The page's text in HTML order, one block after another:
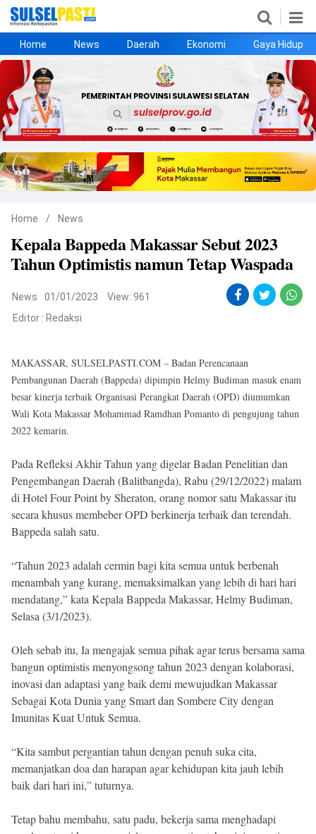
Home
News
Daerah
Ekonomi
Gaya Hidup
Kesehatan
Metro
Nasional
Hukrim
Olahraga
Politik
UMKM
Opini
©
Copyright
2026
Sulselpasti.com
All
Reserved
Home News Daerah Ekonomi Gaya Hidup
Home / News
Kepala Bappeda Makassar Sebut 2023
Tahun Optimistis namun Tetap Waspada
News 01/01/2023
View: 961
Editor : Redaksi
MAKASSAR, SULSELPASTI.COM – Badan Perencanaan
Pembangunan Daerah (Bappeda) dipimpin Helmy Budiman masuk enam
besar kinerja terbaik Organisasi Perangkat Daerah (OPD) diumumkan
Wali Kota Makassar Mohammad Ramdhan Pomanto di pengujung tahun
2022 kemarin.
Pada Refleksi Akhir Tahun yang digelar Badan Penelitian dan
Pengembangan Daerah (Balitbangda), Rabu (29/12/2022) malam
di Hotel Four Point by Sheraton, orang nomor satu Makassar itu
secara khusus membeber OPD berkinerja terbaik dan terendah.
Bappeda salah satu.
“Tahun 2023 adalah cermin bagi kita semua untuk berbenah
menambah yang kurang, memaksimalkan yang lebih di hari hari
mendatang,” kata Kepala Bappeda Makassar, Helmy Budiman,
Selasa (3/1/2023).
Oleh sebab itu, Ia mengajak semua pihak agar terus bersama sama
bangun optimistis menyongsong tahun 2023 dengan kolaborasi,
inovasi dan adaptasi yang baik demi mewujudkan Makassar
Sebagai Kota Dunia yang Smart dan Sombere City dengan
Imunitas Kuat Untuk Semua.
“Kita sambut pergantian tahun dengan penuh suka cita,
memanjatkan doa dan harapan agar kehidupan kita jauh lebih
baik dari hari ini,” tuturnya.
Tetap bahu membahu, satu padu, bekerja sama menghadapi